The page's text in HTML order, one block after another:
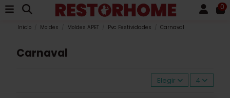
0
Inicio Moldes Moldes APET Pvc Festividades Carnaval
Carnaval
Elegir 4